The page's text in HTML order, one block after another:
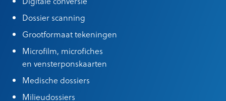
Dossier scanning
Grootformaat tekeningen
Microfilm, microfiches
en vensterponskaarten
Medische dossiers
Milieudossiers